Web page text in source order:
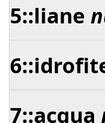
5::liane
7::acqua